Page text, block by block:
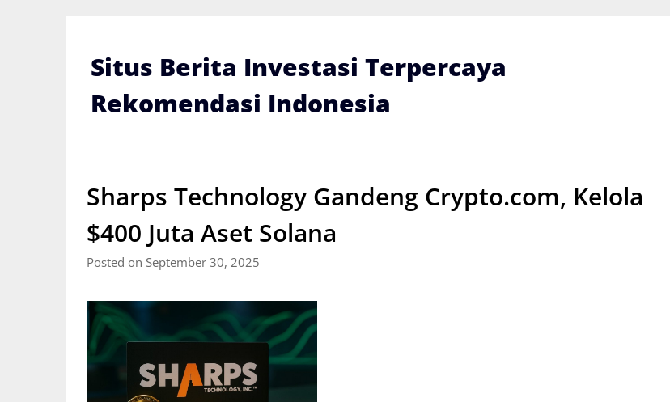
Situs Berita Investasi Terpercaya
Rekomendasi Indonesia
Sharps Technology Gandeng Crypto.com, Kelola
$400 Juta Aset Solana
Posted on September 30, 2025